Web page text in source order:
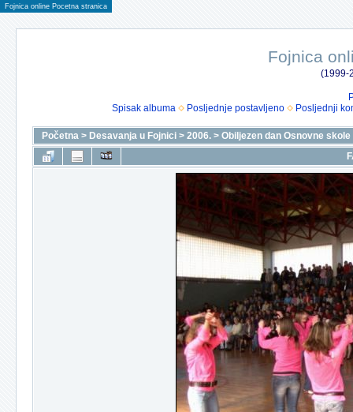
Fojnica online Pocetna stranica
Fojnica
(1999-
Spisak albuma
Posljednje postavljeno Posljednji
Početna > Desavanja u Fojnici > 2006. > Obiljezen dan Osnovne